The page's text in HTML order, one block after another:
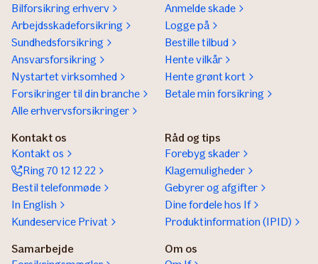
Bilforsikring erhverv
Arbejdsskadeforsikring
Sundhedsforsikring
Ansvarsforsikring
Nystartet virksomhed
Forsikringer til din branche
Alle erhvervsforsikringer
Anmelde skade
Logge på
Bestille tilbud
Hente vilkår
Hente grønt kort
Betale min forsikring
Kontakt os
Kontakt os
Ring 70 12 12 22
Bestil telefonmøde
In English
Kundeservice Privat
Råd og tips
Forebyg skader
Klagemuligheder
Gebyrer og afgifter
Dine fordele hos If
Produktinformation (IPID)
Samarbejde
Om os